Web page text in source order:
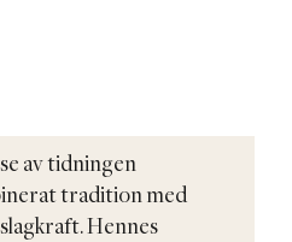
av tidningen
tradition med
Hennes